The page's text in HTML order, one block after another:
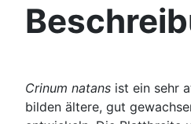
Crinum natans ist ein sehr
bilden ältere, gut